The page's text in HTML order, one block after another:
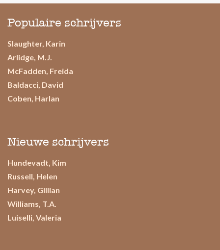
Populaire schrijvers
Slaughter, Karin
Arlidge, M.J.
McFadden, Freida
Baldacci, David
Coben, Harlan
Nieuwe schrijvers
Hundevadt, Kim
Russell, Helen
Harvey, Gillian
Williams, T.A.
Luiselli, Valeria